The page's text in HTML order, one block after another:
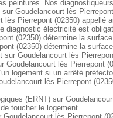
peintures. Nos
sur Goudelancourt lès
lès Pierrepont (02350)
diagnostic électricité est
(02350) détermine la
(02350) détermine la
sur Goudelancourt lès
Goudelancourt lès Pierrepont
logement si un arrêté
lès Pierrepont
(ERNT) sur
toucher le logement .